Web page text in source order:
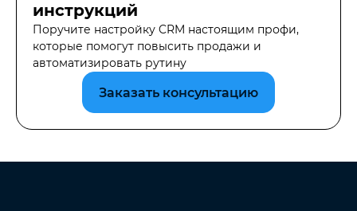
инструкций
Поручите настройку CRM настоящим профи,
которые помогут повысить продажи и
автоматизировать рутину
Заказать консультацию